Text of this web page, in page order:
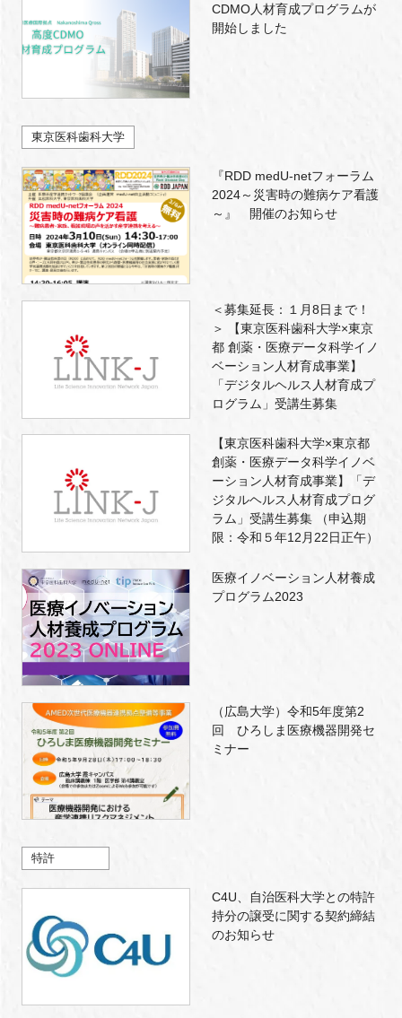
CDMO人材育成プログラムが
開始しました
東京医科歯科大学
『RDD medU-netフォーラム
2024～災害時の難病ケア看護
～』 開催のお知らせ
＜募集延長：１月8日まで！
＞ 【東京医科歯科大学×東京
都 創薬・医療データ科学イノ
ベーション人材育成事業】
「デジタルヘルス人材育成プ
ログラム」受講生募集
【東京医科歯科大学×東京都
創薬・医療データ科学イノベ
ーション人材育成事業】「デ
ジタルヘルス人材育成プログ
ラム」受講生募集 （申込期
限：令和５年12月22日正午）
医療イノベーション人材養成
プログラム2023
（広島大学）令和5年度第2
回 ひろしま医療機器開発セ
ミナー
特許
C4U、自治医科大学との特許
持分の譲受に関する契約締結
のお知らせ